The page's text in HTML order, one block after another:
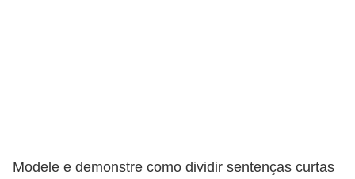
Modele e demonstre como dividir sentenças curtas
E